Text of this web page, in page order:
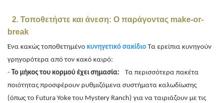
2. Τοποθετήστε και άνεση: Ο παράγοντας make-or-
break
Ένα κακώς τοποθετημένο κυνηγετικό σακίδιο Τα ερείπια κυνηγούν
γρηγορότερα από τον κακό καιρό:
- Το μήκος του κορμού έχει σημασία:
Τα περισσότερα πακέτα
ποιότητας προσφέρουν ρυθμιζόμενα συστήματα καλωδίωσης
(όπως το Futura Yoke του Mystery Ranch) για να ταιριάζουν με τις